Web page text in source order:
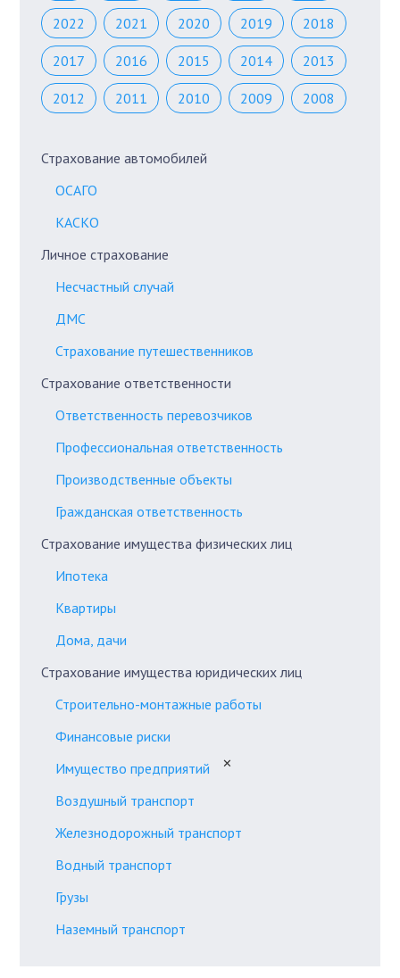
2022 2021 2020 2019 2018
2017 2016 2015 2014 2013
2012 2011 2010 2009 2008
Страхование автомобилей
ОСАГО
КАСКО
Личное страхование
Несчастный случай
ДМС
Страхование путешественников
Страхование ответственности
Ответственность перевозчиков
Профессиональная ответственность
Производственные объекты
Гражданская ответственность
Страхование имущества физических лиц
Ипотека
Квартиры
Дома, дачи
Страхование имущества юридических лиц
Строительно-монтажные работы
Финансовые риски
Имущество предприятий
✕
Воздушный транспорт
Железнодорожный транспорт
Водный транспорт
Грузы
Наземный транспорт